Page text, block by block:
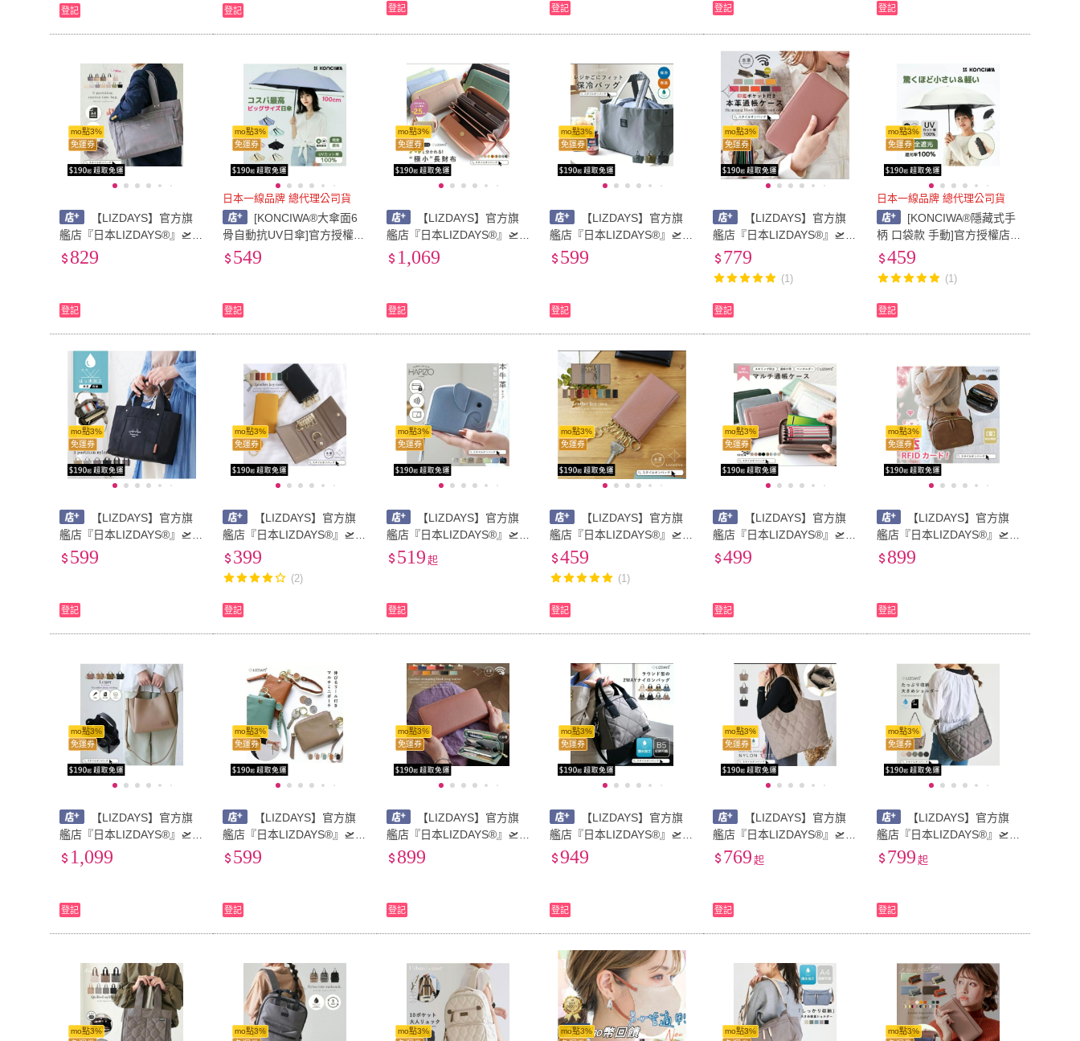
登記 登記 登記 登記 登記 登記
mo點3%
免運券
【LIZDAYS】官方旗
艦店『日本LIZDAYS®』🛫中
大號 拉鍊 帆布包 A4 多收納
829
登記
mo點3%
免運券
日本一線品牌 總代理公司貨
[KONCIWA®大傘面6
骨自動抗UV日傘]官方授權店
☂黑膠內層防曬 抗UV 100%
549
登記
mo點3%
免運券
【LIZDAYS】官方旗
艦店『日本LIZDAYS®』🛫改
小版熱銷 真皮撞色 零錢自動
分離 防盜 風琴拉鍊長夾 大
1,069
登記
mo點3%
免運券
【LIZDAYS】官方旗
艦店『日本LIZDAYS®』🛫保
冷保溫 防潑水大容量 環保購
599
登記
mo點3%
免運券
【LIZDAYS】官方旗
艦店『日本LIZDAYS®』🛫存
摺收納包 真皮保護套 金融卡
多收納功能 #65106
779
(1)
登記
mo點3%
免運券
日本一線品牌 總代理公司貨
[KONCIWA®隱藏式手
柄 口袋款 手動]官方授權店
☂完全遮光 直徑88公分 晴雨
459
(1)
登記
mo點3%
免運券
【LIZDAYS】官方旗
艦店『日本LIZDAYS®』🛫迷
你手提袋 尼龍 防潑水 附隔
599
登記
mo點3%
免運券
【LIZDAYS】官方旗
艦店『日本LIZDAYS®』🛫6
連扣 卡片收納 一扣快拆 真
3
399
(2)
登記
mo點3%
免運券
【LIZDAYS】官方旗
艦店『日本LIZDAYS®』🛫真
皮撞色新款入荷 招福大象造
型 防盜 拉鍊短夾 風琴夾 聖
519 起
登記
mo點3%
免運券
【LIZDAYS】官方旗
艦店『日本LIZDAYS®』🛫真
皮 鑰匙包 卡包 登山扣#612
459
(1)
登記
mo點3%
免運券
【LIZDAYS】官方旗
艦店『日本LIZDAYS®』🛫財
庫包 金融卡套 存摺收納包
499
登記
mo點3%
免運券
【LIZDAYS】官方旗
艦店『日本LIZDAYS®』🛫贈
送防盜刷卡 日本人氣款再入
899
登記
mo點3%
免運券
【LIZDAYS】官方旗
艦店『日本LIZDAYS®』🛫輕
便手提包 單肩包 輕量兩用 B
5 PU皮革 附開放式口袋
1,099
登記
mo點3%
免運券
【LIZDAYS】官方旗
艦店『日本LIZDAYS®』🛫真
皮卡套(附捲軸)鑰匙包 卡片
599
登記
mo點3%
免運券
【LIZDAYS】官方旗
艦店『日本LIZDAYS®』🛫大
容量拉鍊長夾 附防盜隔層 真
899
登記
mo點3%
免運券
【LIZDAYS】官方旗
艦店『日本LIZDAYS®』🛫防
潑水 B5 絎縫尼龍包 手提肩
949
登記
mo點3%
免運券
【LIZDAYS】官方旗
艦店『日本LIZDAYS®』🛫大
容量 輕量防潑水 3層 A4 絎
縫尼龍手提肩背兩用包#715
769 起
登記
mo點3%
免運券
【LIZDAYS】官方旗
艦店『日本LIZDAYS®』🛫輕
量大容量A4尺寸單肩包 防水
尼龍 絎縫設計#70522
799 起
登記
mo點3%
mo點3%
mo點3%
mo點3%
mo點3%
mo點3%